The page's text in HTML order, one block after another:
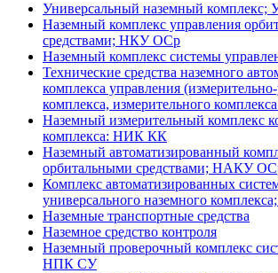
Универсальный наземный комплекс;
Наземный комплекс управления
средствами; НКУ ОСр
Наземный комплекс системы
Технические средства наземного
комплекса управления
комплекса, измерительного
Наземный измерительный комплекс
комплекса: НИК КК
Наземный автоматизированный
орбитальными средствами; НАКУ
Комплекс автоматизированных
универсального наземного
Наземные транспортные средства
Наземное средство контроля
Наземный проверочный комплекс
НПК СУ